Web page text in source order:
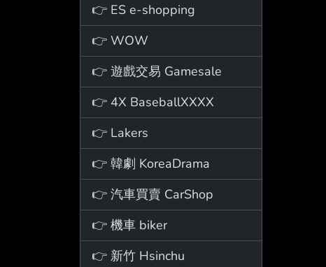
👉 ES e-shopping
👉 WOW
👉 遊戲交易 Gamesale
👉 4X BaseballXXXX
👉 Lakers
👉 韓劇 KoreaDrama
👉 汽車買賣 CarShop
👉 機車 biker
👉 新竹 Hsinchu